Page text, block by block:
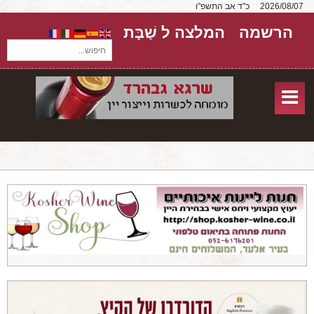
כ"ד אב התשפ"ו
חיפוש...
הרשמה המלצה ל שַׁבָּת
אודות
שירותים
יקבים
מאמרים
טורים על יקבים